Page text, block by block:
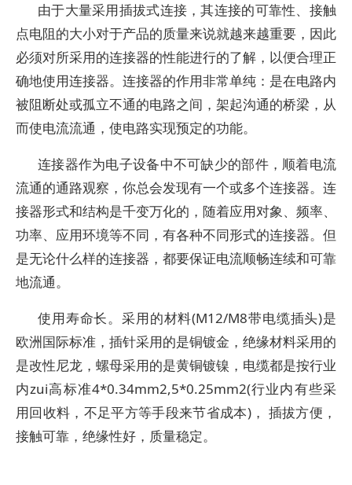
由于大量采用插拔式连接，其连接的可靠性、接触
点电阻的大小对于产品的质量来说就越来越重要，因此
必须对所采用的连接器的性能进行的了解，以便合理正
确地使用连接器。连接器的作用非常单纯：是在电路内
被阻断处或孤立不通的电路之间，架起沟通的桥梁，从
而使电流流通，使电路实现预定的功能。
连接器作为电子设备中不可缺少的部件，顺着电流
流通的通路观察，你总会发现有一个或多个连接器。连
接器形式和结构是千变万化的，随着应用对象、频率、
功率、应用环境等不同，有各种不同形式的连接器。但
是无论什么样的连接器，都要保证电流顺畅连续和可靠
地流通。
使用寿命长。采用的材料(M12/M8带电缆插头)是
欧洲国际标准，插针采用的是铜镀金，绝缘材料采用的
是改性尼龙，螺母采用的是黄铜镀镍，电缆都是按行业
内zui高标准4*0.34mm2,5*0.25mm2(行业内有些采
用回收料，不足平方等手段来节省成本)， 插拔方便，
接触可靠，绝缘性好，质量稳定。